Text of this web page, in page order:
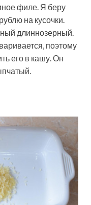
филе. Я беру
на кусочки.
длиннозерный.
поэтому
его в кашу. Он